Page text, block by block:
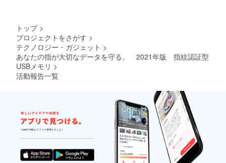
トップ >
プロジェクトをさがす >
テクノロジー・ガジェット >
あなたの指が大切なデータを守る。 2021年版 指紋認証型
USBメモリ >
活動報告一覧